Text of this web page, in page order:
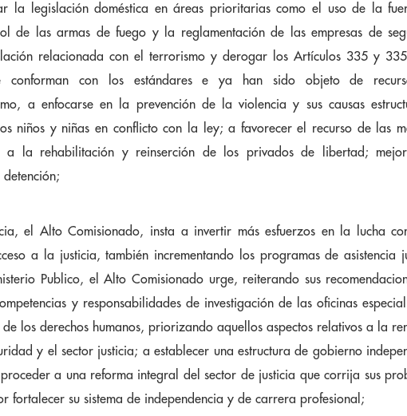
la legislación doméstica en áreas prioritarias como el uso de la
de las armas de fuego y la reglamentación de las empresas de
relacionada con el terrorismo y derogar los Artículos 335 y
conforman con los estándares e ya han sido objeto de
a enfocarse en la prevención de la violencia y sus causas
niños y niñas en conflicto con la ley; a favorecer el recurso de las
a la rehabilitación y reinserción de los privados de libertad;
detención;
el Alto Comisionado, insta a invertir más esfuerzos en la lucha
a la justicia, también incrementando los programas de asistencia
Publico, el Alto Comisionado urge, reiterando sus
y responsabilidades de investigación de las oficinas
los derechos humanos, priorizando aquellos aspectos relativos a la
y el sector justicia; a establecer una estructura de gobierno
a una reforma integral del sector de justicia que corrija sus
fortalecer su sistema de independencia y de carrera profesional;